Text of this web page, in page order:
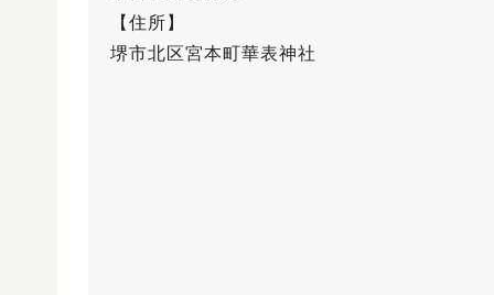
【住所】
堺市北区宮本町華表神社